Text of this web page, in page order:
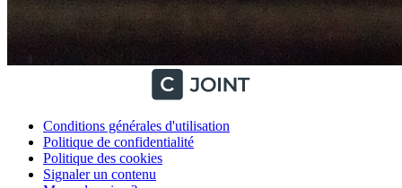
Conditions générales d'utilisation
Politique de confidentialité
Politique des cookies
Signaler un contenu